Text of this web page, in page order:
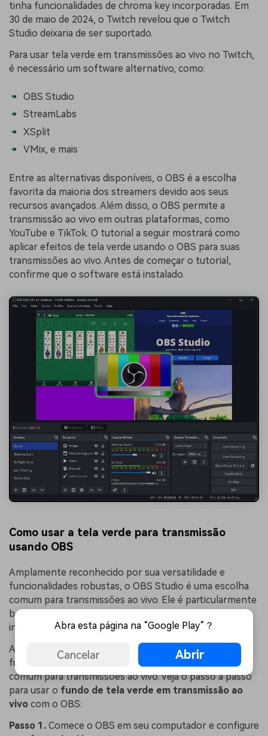
tinha funcionalidades de chroma key incorporadas. Em
30 de maio de 2024, o Twitch revelou que o Twitch
Studio deixaria de ser suportado.
Para usar tela verde em transmissões ao vivo no Twitch,
é necessário um software alternativo, como:
OBS Studio
StreamLabs
XSplit
VMix, e mais
Entre as alternativas disponíveis, o OBS é a escolha
favorita da maioria dos streamers devido aos seus
recursos avançados. Além disso, o OBS permite a
transmissão ao vivo em outras plataformas, como
YouTube e TikTok. O tutorial a seguir mostrará como
aplicar efeitos de tela verde usando o OBS para suas
transmissões ao vivo. Antes de começar o tutorial,
confirme que o software está instalado.
Como usar a tela verde para transmissão
usando OBS
Amplamente reconhecido por sua versatilidade e
funcionalidades robustas, o OBS Studio é uma escolha
comum para transmissões ao vivo. Ele é particularmente
benéfico para transmissão em diversas plataformas,
incluindo YouTube, Twitch, Facebook e TikTok.
Amplamente reconhecido por sua versatilidade e
funcionalidades robustas, o OBS Studio é uma escolha
comum para transmissões ao vivo. Veja o passo a passo
para usar o fundo de tela verde em transmissão ao
vivo com o OBS:
Passo 1. Comece o OBS em seu computador e configure
Abra esta página na “Google Play”？
Cancelar Abrir